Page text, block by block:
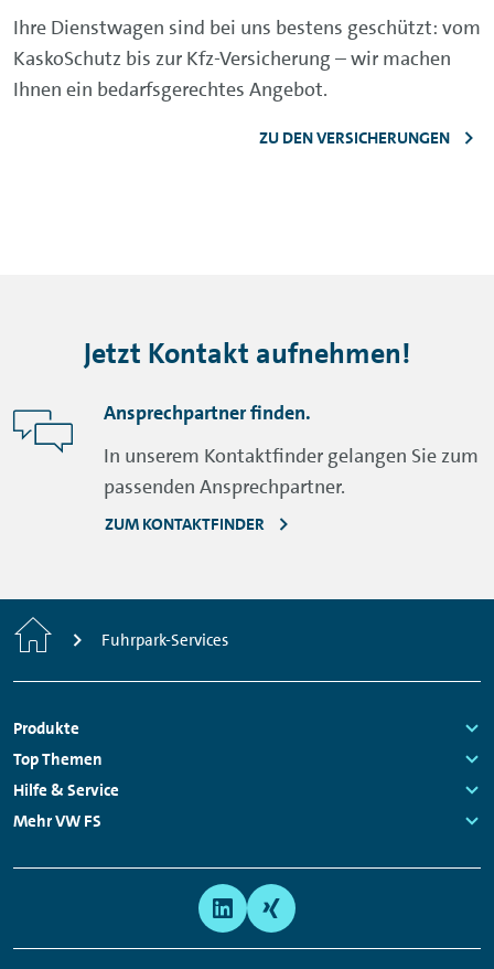
Ihre Dienstwagen sind bei uns bestens geschützt: vom
KaskoSchutz bis zur Kfz-Versicherung – wir machen
Ihnen ein bedarfsgerechtes Angebot.
ZU DEN VERSICHERUNGEN
Jetzt Kontakt aufnehmen!
Ansprechpartner finden.
In unserem Kontaktfinder gelangen Sie zum
passenden Ansprechpartner.
ZUM KONTAKTFINDER
StartseiteFuhrpark-Services
Fußzeilen
Navigation
Produkte
Links:
Top Themen
Links:
Hilfe & Service
Links:
Mehr VW FS
Links